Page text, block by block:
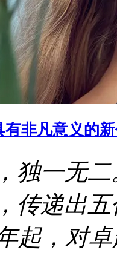
非凡意义的
独一无
传递出
起，对